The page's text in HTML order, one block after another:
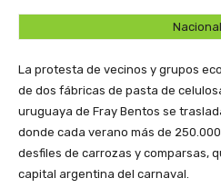
La protesta de vecinos y grupos
de dos fábricas de pasta de
uruguaya de Fray Bentos se
donde cada verano más de
desfiles de carrozas y comparsas,
capital argentina del carnaval.